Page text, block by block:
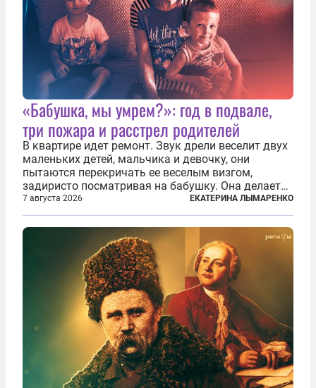
«Бабушка, мы умрем?»: год в подвале,
три пожара и расстрел родителей
В квартире идет ремонт. Звук дрели веселит двух
маленьких детей, мальчика и девочку, они
пытаются перекричать ее веселым визгом,
задиристо посматривая на бабушку. Она делает
им замечание, но внуки чувствуют, что она
сердится невсерьез. И это правда: дрель, конечно,
сверлит противно, но всё...
7 августа 2026 ЕКАТЕРИНА ЛЫМАРЕНКО